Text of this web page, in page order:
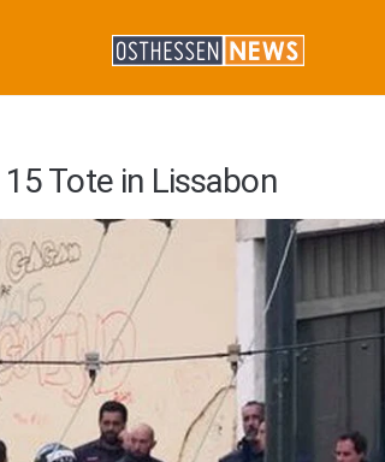
Tote in Lissabon